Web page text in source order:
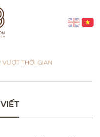
THỜI GIAN
thức liên
khách